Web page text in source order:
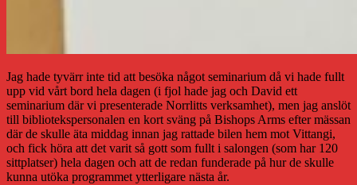
Jag hade tyvärr inte tid att besöka något seminarium då vi hade fullt
upp vid vårt bord hela dagen (i fjol hade jag och David ett
seminarium där vi presenterade Norrlitts verksamhet), men jag anslöt
till bibliotekspersonalen en kort sväng på Bishops Arms efter mässan
där de skulle äta middag innan jag rattade bilen hem mot Vittangi,
och fick höra att det varit så gott som fullt i salongen (som har 120
sittplatser) hela dagen och att de redan funderade på hur de skulle
kunna utöka programmet ytterligare nästa år.